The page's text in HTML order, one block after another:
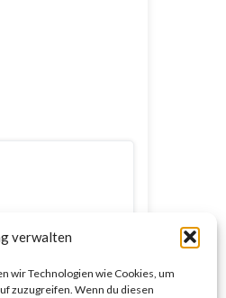
verwalten
wir Technologien wie Cookies, um
zuzugreifen. Wenn du diesen